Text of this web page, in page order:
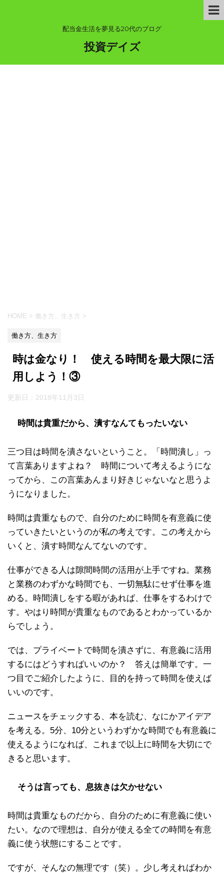
配当金生活を夢見る20代のブログ
投資デイズ
HOME > 働き方、生き方 >
働き方、生き方
時は金なり！ 使える時間を最大限に活
用しよう！③
更新日： 2018年11月3日
時間は貴重だから、潰すなんてもったいない
三つ目は時間を潰さないということ。「時間潰し」っ
て言葉ありますよね？ 時間について考えるようにな
ってから、この言葉あんまり好きじゃないなと思うよ
うになりました。
時間は貴重なもので、自分のために時間を有意義に使
っていきたいというのが私の考えです。この考えから
いくと、潰す時間なんてないのです。
仕事ができる人は隙間時間の活用が上手ですね。業務
と業務のわずかな時間でも、一切無駄にせず仕事を進
める。時間潰しをする暇があれば、仕事をするわけで
す。やはり時間が貴重なものであるとわかっているか
らでしょう。
では、プライベートで時間を潰さずに、有意義に活用
するにはどうすればいいのか？ 答えは簡単です。一
つ目でご紹介したように、目的を持って時間を使えば
いいのです。
ニュースをチェックする、本を読む、なにかアイデア
を考える。5分、10分というわずかな時間でも有意義に
使えるようになれば、これまで以上に時間を大切にで
きると思います。
そうは言っても、息抜きは欠かせない
時間は貴重なものだから、自分のために有意義に使い
たい。なので理想は、自分が使える全ての時間を有意
義に使う状態にすることです。
ですが、そんなの無理です（笑）。少し考えればわか